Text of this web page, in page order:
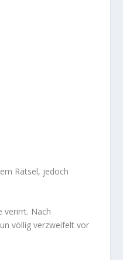
Rätsel, jedoch
verirrt. Nach
völlig verzweifelt vor